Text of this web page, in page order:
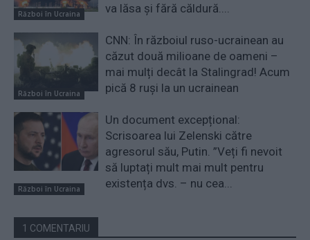
Război în Ucraina
va lăsa și fără căldură....
Război în Ucraina
CNN: În războiul ruso-ucrainean au
căzut două milioane de oameni –
mai mulți decât la Stalingrad! Acum
pică 8 ruși la un ucrainean
Război în Ucraina
Un document excepțional:
Scrisoarea lui Zelenski către
agresorul său, Putin. ”Veți fi nevoit
să luptați mult mai mult pentru
existența dvs. – nu cea...
1 COMENTARIU